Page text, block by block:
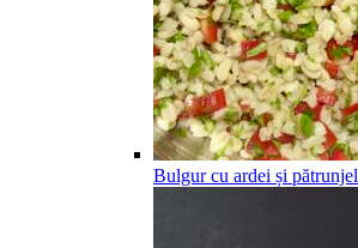
Bulgur cu ardei și pătrunjel